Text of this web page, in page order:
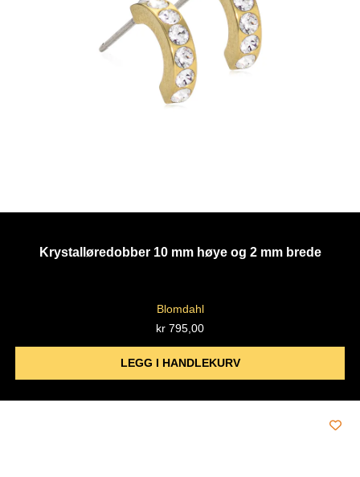
Krystalløredobber 10 mm høye og 2 mm brede
Blomdahl
kr 795,00
LEGG I HANDLEKURV